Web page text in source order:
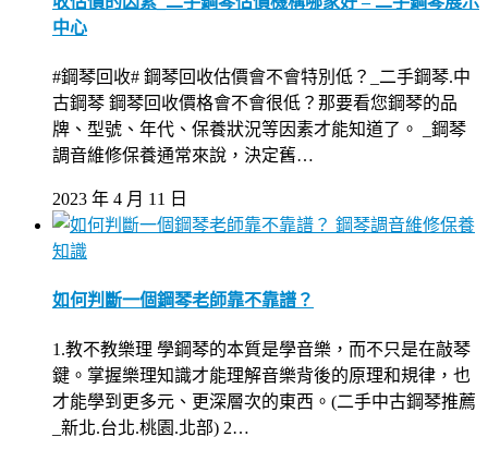
中心
#鋼琴回收# 鋼琴回收估價會不會特別低？_二手鋼琴.中
古鋼琴 鋼琴回收價格會不會很低？那要看您鋼琴的品
牌、型號、年代、保養狀況等因素才能知道了。 _鋼琴
調音維修保養通常來說，決定舊…
2023 年 4 月 11 日
鋼琴調音維修保養
知識
如何判斷一個鋼琴老師靠不靠譜？
1.教不教樂理 學鋼琴的本質是學音樂，而不只是在敲琴
鍵。掌握樂理知識才能理解音樂背後的原理和規律，也
才能學到更多元、更深層次的東西。(二手中古鋼琴推薦
_新北.台北.桃園.北部) 2…